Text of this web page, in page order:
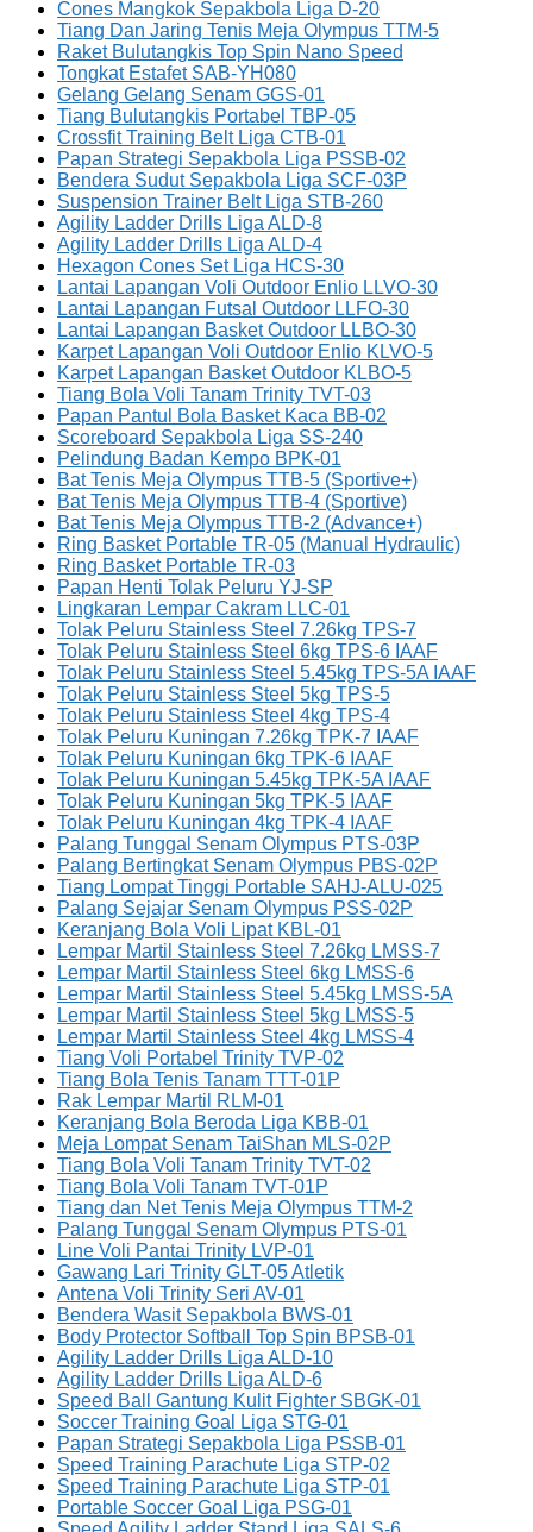
Cones Mangkok Sepakbola Liga D-20
Tiang Dan Jaring Tenis Meja Olympus TTM-5
Raket Bulutangkis Top Spin Nano Speed
Tongkat Estafet SAB-YH080
Gelang Gelang Senam GGS-01
Tiang Bulutangkis Portabel TBP-05
Crossfit Training Belt Liga CTB-01
Papan Strategi Sepakbola Liga PSSB-02
Bendera Sudut Sepakbola Liga SCF-03P
Suspension Trainer Belt Liga STB-260
Agility Ladder Drills Liga ALD-8
Agility Ladder Drills Liga ALD-4
Hexagon Cones Set Liga HCS-30
Lantai Lapangan Voli Outdoor Enlio LLVO-30
Lantai Lapangan Futsal Outdoor LLFO-30
Lantai Lapangan Basket Outdoor LLBO-30
Karpet Lapangan Voli Outdoor Enlio KLVO-5
Karpet Lapangan Basket Outdoor KLBO-5
Tiang Bola Voli Tanam Trinity TVT-03
Papan Pantul Bola Basket Kaca BB-02
Scoreboard Sepakbola Liga SS-240
Pelindung Badan Kempo BPK-01
Bat Tenis Meja Olympus TTB-5 (Sportive+)
Bat Tenis Meja Olympus TTB-4 (Sportive)
Bat Tenis Meja Olympus TTB-2 (Advance+)
Ring Basket Portable TR-05 (Manual Hydraulic)
Ring Basket Portable TR-03
Papan Henti Tolak Peluru YJ-SP
Lingkaran Lempar Cakram LLC-01
Tolak Peluru Stainless Steel 7.26kg TPS-7
Tolak Peluru Stainless Steel 6kg TPS-6 IAAF
Tolak Peluru Stainless Steel 5.45kg TPS-5A IAAF
Tolak Peluru Stainless Steel 5kg TPS-5
Tolak Peluru Stainless Steel 4kg TPS-4
Tolak Peluru Kuningan 7.26kg TPK-7 IAAF
Tolak Peluru Kuningan 6kg TPK-6 IAAF
Tolak Peluru Kuningan 5.45kg TPK-5A IAAF
Tolak Peluru Kuningan 5kg TPK-5 IAAF
Tolak Peluru Kuningan 4kg TPK-4 IAAF
Palang Tunggal Senam Olympus PTS-03P
Palang Bertingkat Senam Olympus PBS-02P
Tiang Lompat Tinggi Portable SAHJ-ALU-025
Palang Sejajar Senam Olympus PSS-02P
Keranjang Bola Voli Lipat KBL-01
Lempar Martil Stainless Steel 7.26kg LMSS-7
Lempar Martil Stainless Steel 6kg LMSS-6
Lempar Martil Stainless Steel 5.45kg LMSS-5A
Lempar Martil Stainless Steel 5kg LMSS-5
Lempar Martil Stainless Steel 4kg LMSS-4
Tiang Voli Portabel Trinity TVP-02
Tiang Bola Tenis Tanam TTT-01P
Rak Lempar Martil RLM-01
Keranjang Bola Beroda Liga KBB-01
Meja Lompat Senam TaiShan MLS-02P
Tiang Bola Voli Tanam Trinity TVT-02
Tiang Bola Voli Tanam TVT-01P
Tiang dan Net Tenis Meja Olympus TTM-2
Palang Tunggal Senam Olympus PTS-01
Line Voli Pantai Trinity LVP-01
Gawang Lari Trinity GLT-05 Atletik
Antena Voli Trinity Seri AV-01
Bendera Wasit Sepakbola BWS-01
Body Protector Softball Top Spin BPSB-01
Agility Ladder Drills Liga ALD-10
Agility Ladder Drills Liga ALD-6
Speed Ball Gantung Kulit Fighter SBGK-01
Soccer Training Goal Liga STG-01
Papan Strategi Sepakbola Liga PSSB-01
Speed Training Parachute Liga STP-02
Speed Training Parachute Liga STP-01
Portable Soccer Goal Liga PSG-01